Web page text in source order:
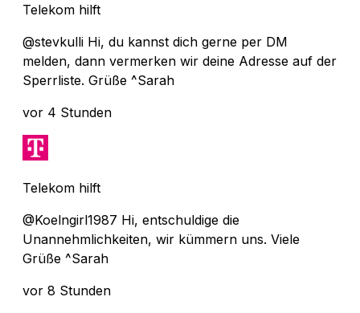
Telekom hilft
@stevkulli Hi, du kannst dich gerne per DM
melden, dann vermerken wir deine Adresse auf der
Sperrliste. Grüße ^Sarah
vor 4 Stunden
Telekom hilft
@Koelngirl1987 Hi, entschuldige die
Unannehmlichkeiten, wir kümmern uns. Viele
Grüße ^Sarah
vor 8 Stunden